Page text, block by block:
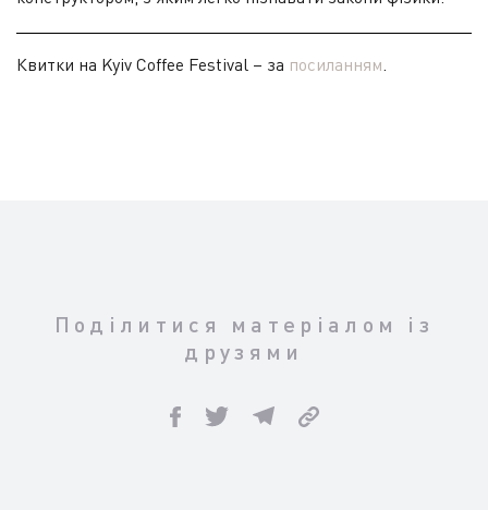
Квитки на Kyiv Coffee Festival – за посиланням.
Поділитися матеріалом із
друзями